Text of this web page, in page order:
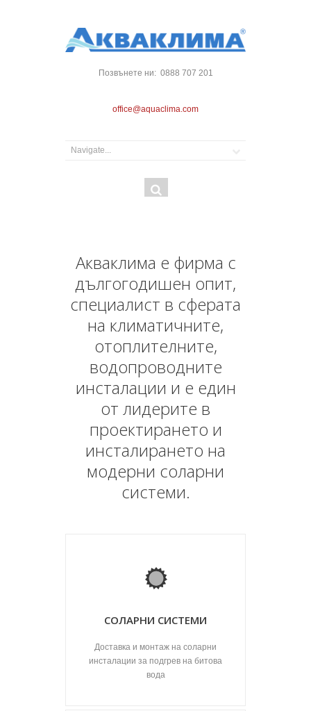
Позвънете ни: 0888 707 201
office@aquaclima.com
Форма
Търси
Акваклима е фирма с
дългогодишен опит,
специалист в сферата
на климатичните,
отоплителните,
водопроводните
инсталации и е един
от лидерите в
проектирането и
инсталирането на
модерни соларни
системи.
СОЛАРНИ СИСТЕМИ
Доставка и монтаж на соларни
инсталации за подгрев на битова
вода